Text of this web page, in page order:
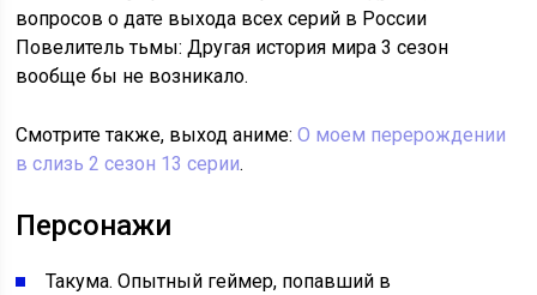
вопросов о дате выхода всех серий в России
Повелитель тьмы: Другая история мира 3 сезон
вообще бы не возникало.
Смотрите также, выход аниме:О моем перерождении
в слизь 2 сезон 13 серии.
Персонажи
Такума. Опытный геймер, попавший в